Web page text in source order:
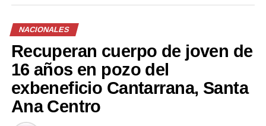
VIRAL: Blandino Nerio y
Sigfrido Reyes culpan al
cambio climático y la
TERRIBLE: Crisis en el
NACIONALES
Recuperan cuerpo de joven de
16 años en pozo del
exbeneficio Cantarrana, Santa
Ana Centro